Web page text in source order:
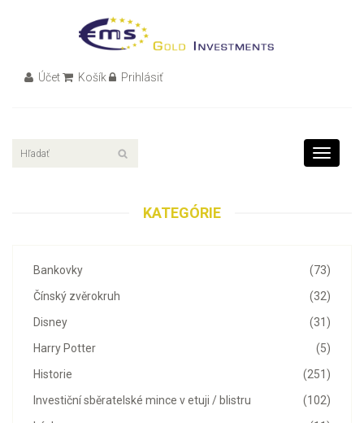
Účet Košík Prihlásiť
Toggle
KATEGÓRIE
(73)
Bankovky
(32)
Čínský zvěrokruh
(31)
Disney
(5)
Harry Potter
(251)
Historie
(102)
Investiční sběratelské mince v etuji / blistru